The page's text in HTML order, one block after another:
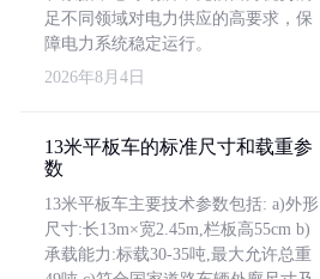
足不同领域对电力供应的高要求，保
障电力系统稳定运行。
2026年8月4日
13米平板车的标准尺寸和载重参
数
13米平板车主要技术参数包括: a)外形
尺寸:长13m×宽2.45m,栏板高55cm b)
承载能力:标载30-35吨,最大允许总重